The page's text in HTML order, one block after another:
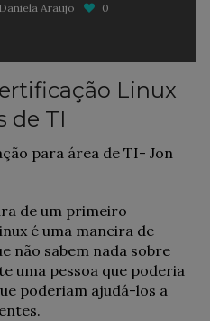
Daniela Araujo 0
Linux
de TI
para área de TI- Jon
de um primeiro
é uma maneira de
não sabem nada sobre
uma pessoa que poderia
poderiam ajudá-los a